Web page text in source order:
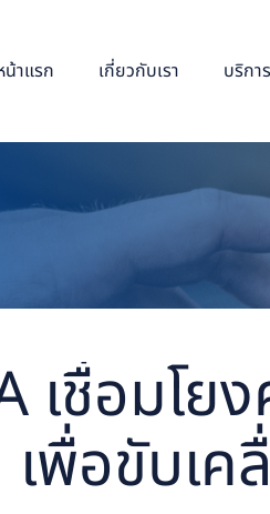
น้าแรก เกี่ยวกับเรา บริกา
เชื่อมโย
พื่อขับเค